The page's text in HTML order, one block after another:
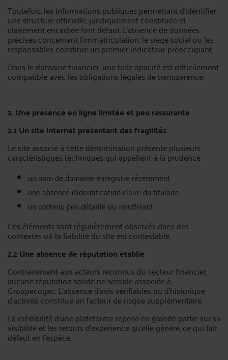
Toutefois, les informations publiques permettant d’identifier
une structure officielle, juridiquement constituée et
clairement encadrée font défaut. L’absence de données
précises concernant l’immatriculation, le siège social ou les
responsables constitue un premier indicateur préoccupant.
Dans le domaine financier, une telle opacité est difficilement
compatible avec les obligations légales de transparence.
2. Une présence en ligne limitée et peu rassurante
2.1 Un site internet présentant des fragilités
Le site associé à cette dénomination présente plusieurs
caractéristiques techniques qui appellent à la prudence :
un nom de domaine enregistré récemment
une absence d’identification claire du titulaire
un contenu peu détaillé ou insuffisant
Ces éléments sont régulièrement observés dans des
contextes où la fiabilité du site est contestable.
2.2 Une absence de réputation établie
Contrairement aux acteurs reconnus du secteur financier,
aucune réputation solide ne semble associée à
Groupecogac. L’absence d’avis vérifiables ou d’historique
d’activité constitue un facteur de risque supplémentaire.
La crédibilité d’une plateforme repose en grande partie sur sa
visibilité et les retours d’expérience qu’elle génère, ce qui fait
défaut en l’espèce.